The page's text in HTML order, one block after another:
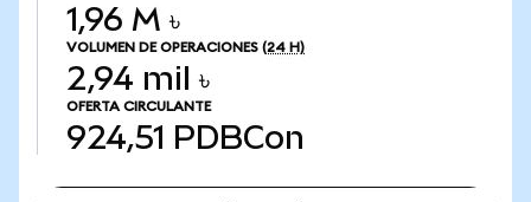
1,96 M ৳
VOLUMEN DE OPERACIONES (24 H)
2,94 mil ৳
OFERTA CIRCULANTE
924,51 PDBCon